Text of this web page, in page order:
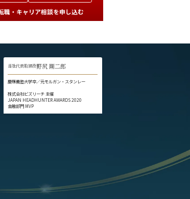
職・キャリア相談を申し込む
当社代表取締役野尻 剛二郎
慶應義塾大学卒／元モルガン・スタンレー
株式会社ビズリーチ 主催
JAPAN HEADHUNTER AWARDS 2020
金融部門 MVP